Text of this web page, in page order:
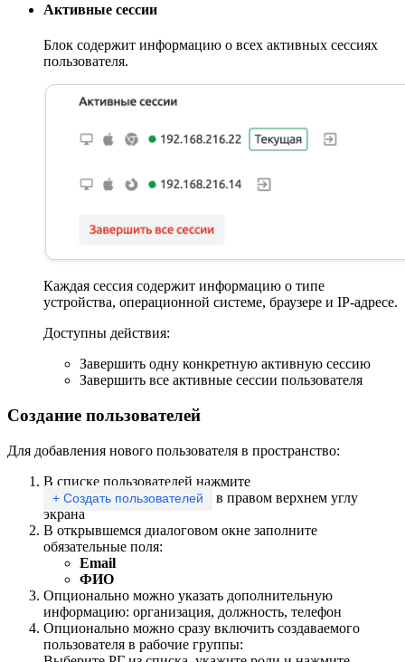
Активные сессии
Блок содержит информацию о всех активных сессиях
пользователя.
Каждая сессия содержит информацию о типе
устройства, операционной системе, браузере и IP-адресе.
Доступны действия:
Завершить одну конкретную активную сессию
Завершить все активные сессии пользователя
Создание пользователей
Для добавления нового пользователя в пространство:
В списке пользователей нажмите
+ Создать пользователей
в правом верхнем углу
экрана
В открывшемся диалоговом окне заполните
обязательные поля:
Email
ФИО
Опционально можно указать дополнительную
информацию: организация, должность, телефон
Опционально можно сразу включить создаваемого
пользователя в рабочие группы: